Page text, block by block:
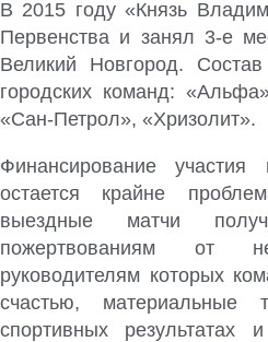
В 2015 году «Князь
Первенства и занял 3-е
Великий Новгород.
городских команд:
«Сан-Петрол», «Хризолит».
Финансирование
остается крайне
выездные матчи
пожертвованиям от
руководителям которых
счастью, материальные
спортивных